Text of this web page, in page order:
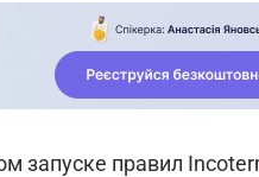
запуске правил